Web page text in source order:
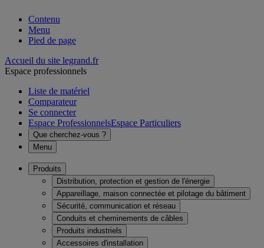
Contenu
Menu
Pied de page
Accueil du site legrand.fr
Espace professionnels
Liste de matériel
Comparateur
Se connecter
Espace ProfessionnelsEspace Particuliers
Que cherchez-vous ?
Menu
Produits
Distribution, protection et gestion de l'énergie
Appareillage, maison connectée et pilotage du bâtiment
Sécurité, communication et réseau
Conduits et cheminements de câbles
Produits industriels
Accessoires d'installation